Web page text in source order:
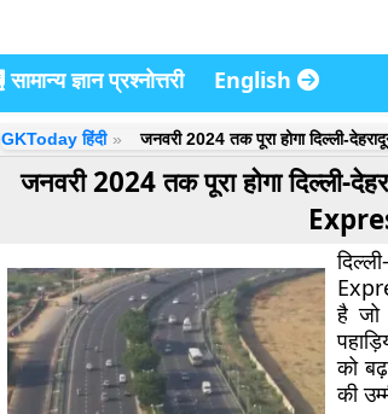
सामान्य ज्ञान प्रश्नोत्तरी English
GKToday हिंदी जनवरी 2024 तक पूरा होगा दिल्ली-
जनवरी 2024 तक पूरा होगा
है जो
को
की